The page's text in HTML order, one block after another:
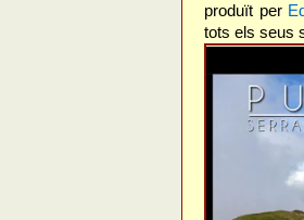
produït per
tots els seus